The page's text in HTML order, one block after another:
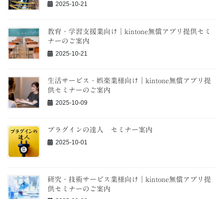
2025-10-21
教育・学習支援業向け｜kintone無償アプリ提供セミ
ナーのご案内
2025-10-21
生活サービス・娯楽業様向け｜kintone無償アプリ提
供セミナーのご案内
2025-10-09
プラグインの達人 セミナー案内
2025-10-01
研究・技術サービス業様向け｜kintone無償アプリ提
供セミナーのご案内